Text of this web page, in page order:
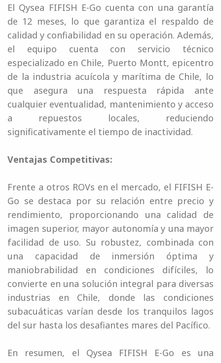
El Qysea FIFISH E-Go cuenta con una garantía
de 12 meses, lo que garantiza el respaldo de
calidad y confiabilidad en su operación. Además,
el equipo cuenta con servicio técnico
especializado en Chile, Puerto Montt, epicentro
de la industria acuícola y marítima de Chile, lo
que asegura una respuesta rápida ante
cualquier eventualidad, mantenimiento y acceso
a repuestos locales, reduciendo
significativamente el tiempo de inactividad.
Ventajas Competitivas:
Frente a otros ROVs en el mercado, el FIFISH E-
Go se destaca por su relación entre precio y
rendimiento, proporcionando una calidad de
imagen superior, mayor autonomía y una mayor
facilidad de uso. Su robustez, combinada con
una capacidad de inmersión óptima y
maniobrabilidad en condiciones difíciles, lo
convierte en una solución integral para diversas
industrias en Chile, donde las condiciones
subacuáticas varían desde los tranquilos lagos
del sur hasta los desafiantes mares del Pacífico.
En resumen, el Qysea FIFISH E-Go es una